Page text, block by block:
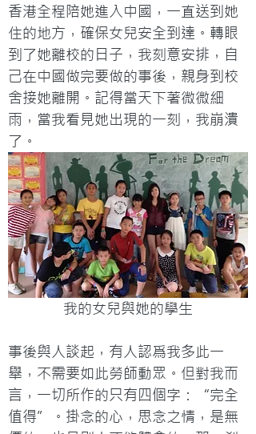
香港全程陪她進入中國，一直送到她
住的地方，確保女兒安全到達。轉眼
到了她離校的日子，我刻意安排，自
己在中國做完要做的事後，親身到校
舍接她離開。記得當天下著微微細
雨，當我看見她出現的一刻，我崩潰
了。
我的女兒與她的學生
事後與人談起，有人認爲我多此一
舉，不需要如此勞師動眾。但對我而
言，一切所作的只有四個字：“完全
值得”。掛念的心，思念之情，是無